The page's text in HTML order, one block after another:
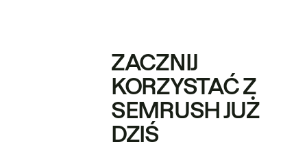
ZACZNIJ
KORZYSTAĆ Z
SEMRUSH JUŻ
DZIŚ